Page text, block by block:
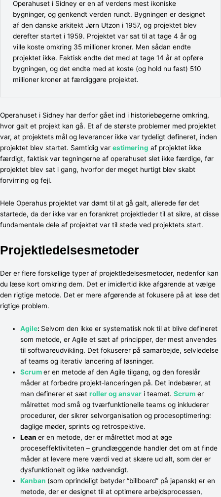
Operahuset i Sidney er en af verdens mest ikoniske
bygninger, og genkendt verden rundt. Bygningen er designet
af den danske arkitekt Jørn Utzon i 1957, og projektet blev
derefter startet i 1959. Projektet var sat til at tage 4 år og
ville koste omkring 35 millioner kroner. Men sådan endte
projektet ikke. Faktisk endte det med at tage 14 år at opføre
bygningen, og det endte med at koste (og hold nu fast) 510
millioner kroner at færdiggøre projektet.
Operahuset i Sidney har derfor gået ind i historiebøgerne omkring,
hvor galt et projekt kan gå. Et af de største problemer med projektet
var, at projektets mål og leverancer ikke var tydeligt defineret, inden
projektet blev startet. Samtidig var estimering af projektet ikke
færdigt, faktisk var tegningerne af operahuset slet ikke færdige, før
projektet blev sat i gang, hvorfor der meget hurtigt blev skabt
forvirring og fejl.
Hele Operahus projektet var dømt til at gå galt, allerede før det
startede, da der ikke var en forankret projektleder til at sikre, at disse
fundamentale dele af projektet var til stede ved projektets start.
Projektledelsesmetoder
Der er flere forskellige typer af projektledelsesmetoder, nedenfor kan
du læse kort omkring dem. Det er imidlertid ikke afgørende at vælge
den rigtige metode. Det er mere afgørende at fokusere på at løse det
rigtige problem.
Agile: Selvom den ikke er systematisk nok til at blive defineret
som metode, er Agile et sæt af principper, der mest anvendes
til softwareudvikling. Det fokuserer på samarbejde, selvledelse
af teams og iterativ lancering af løsninger.
Scrumer en metode af den Agile tilgang, og den foreslår
måder at forbedre projekt‐lanceringen på. Det indebærer, at
man definerer et sætroller og ansvar i teamet.Scrum er
målrettet mod små og tværfunktionelle teams og inkluderer
procedurer, der sikrer selvorganisation og procesoptimering:
daglige møder, sprints og retrospektive.
Leaner en metode, der er målrettet mod at øge
proceseffektiviteten – grundlæggende handler det om at finde
måder at levere mere værdi ved at skære ud alt, som der er
dysfunktionelt og ikke nødvendigt.
Kanban (som oprindeligt betyder “billboard” på japansk) er en
metode, der er designet til at optimere arbejdsprocessen,